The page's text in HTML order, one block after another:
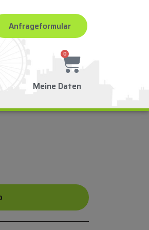
Anfrageformular
0
Meine Daten